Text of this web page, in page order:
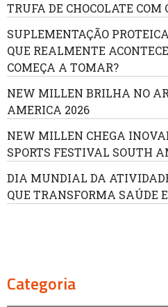
TRUFA DE CHOCOLATE COM
SUPLEMENTAÇÃO
QUE REALMENTE
COMEÇA A TOMAR?
NEW MILLEN BRILHA NO
AMERICA 2026
NEW MILLEN CHEGA
SPORTS FESTIVAL SOUTH
DIA MUNDIAL DA
QUE TRANSFORMA SAÚDE
Categoria